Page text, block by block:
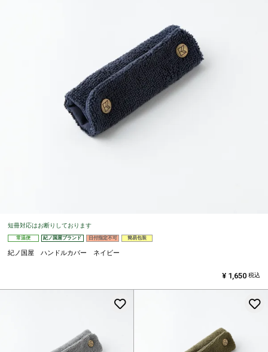
短冊対応はお断りしております
常温便 紀ノ国屋ブランド 日付指定不可 簡易包装
紀ノ国屋 ハンドルカバー ネイビー
¥ 1,650 税込